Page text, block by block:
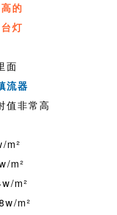
的
灯
面
流器
值非常高
m²
m²
m²
m²